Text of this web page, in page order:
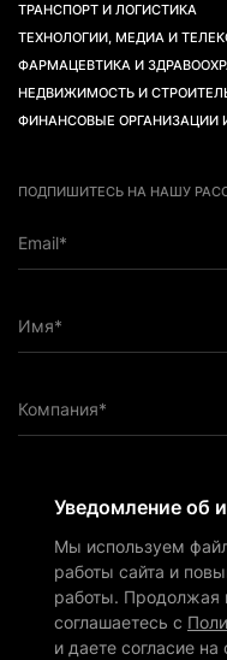
ТРАНСПОРТ И ЛОГИСТИКА
ТЕХНОЛОГИИ, МЕДИА И
ФАРМАЦЕВТИКА И
НЕДВИЖИМОСТЬ И
ФИНАНСОВЫЕ ОРГАНИЗАЦИИ
ПОДПИШИТЕСЬ НА НАШУ
Email*
Имя*
Компания*
Подтверждаю, что
конфиденциальностии
данных ООО «Верба
соответствии с ней
Подтверждаю, что
Уведомление об
Мы используем
работы сайта и
работы. Продолжая
соглашаетесь с
и даете согласие